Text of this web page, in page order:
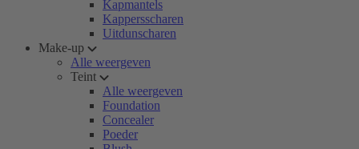
Kapmantels
Kappersscharen
Uitdunscharen
Make-up
Alle weergeven
Teint
Alle weergeven
Foundation
Concealer
Poeder